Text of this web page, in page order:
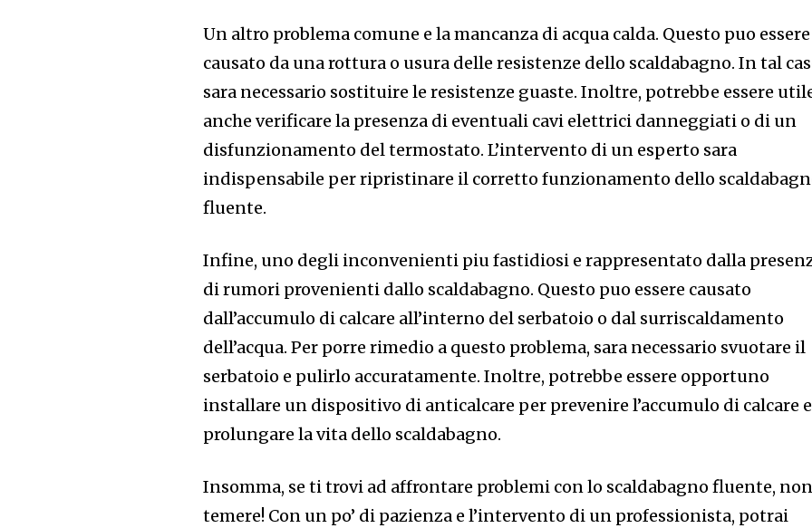
Un altro problema comune e la mancanza di acqua calda. Questo puo essere
causato da una rottura o usura delle resistenze dello scaldabagno. In tal
sara necessario sostituire le resistenze guaste. Inoltre, potrebbe essere
anche verificare la presenza di eventuali cavi elettrici danneggiati o di un
disfunzionamento del termostato. L’intervento di un esperto sara
indispensabile per ripristinare il corretto funzionamento dello
fluente.
Infine, uno degli inconvenienti piu fastidiosi e rappresentato dalla
di rumori provenienti dallo scaldabagno. Questo puo essere causato
dall’accumulo di calcare all’interno del serbatoio o dal surriscaldamento
dell’acqua. Per porre rimedio a questo problema, sara necessario svuotare il
serbatoio e pulirlo accuratamente. Inoltre, potrebbe essere opportuno
installare un dispositivo di anticalcare per prevenire l’accumulo di calcare e
prolungare la vita dello scaldabagno.
Insomma, se ti trovi ad affrontare problemi con lo scaldabagno fluente, non
temere! Con un po’ di pazienza e l’intervento di un professionista, potrai